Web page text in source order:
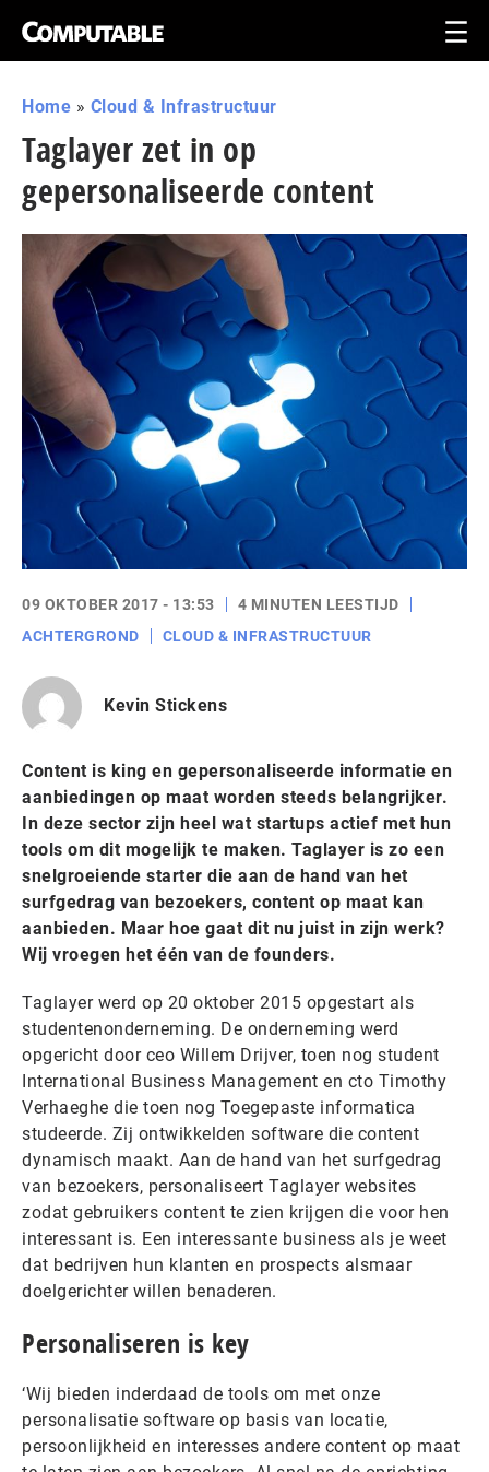
Home » Cloud & Infrastructuur
Taglayer zet in op
gepersonaliseerde content
09 OKTOBER 2017 - 13:53
4 MINUTEN LEESTIJD
ACHTERGROND
CLOUD & INFRASTRUCTUUR
Kevin Stickens
Content is king en gepersonaliseerde informatie en
aanbiedingen op maat worden steeds belangrijker.
In deze sector zijn heel wat startups actief met hun
tools om dit mogelijk te maken. Taglayer is zo een
snelgroeiende starter die aan de hand van het
surfgedrag van bezoekers, content op maat kan
aanbieden. Maar hoe gaat dit nu juist in zijn werk?
Wij vroegen het één van de founders.
Taglayer werd op 20 oktober 2015 opgestart als
studentenonderneming. De onderneming werd
opgericht door ceo Willem Drijver, toen nog student
International Business Management en cto Timothy
Verhaeghe die toen nog Toegepaste informatica
studeerde. Zij ontwikkelden software die content
dynamisch maakt. Aan de hand van het surfgedrag
van bezoekers, personaliseert Taglayer websites
zodat gebruikers content te zien krijgen die voor hen
interessant is. Een interessante business als je weet
dat bedrijven hun klanten en prospects alsmaar
doelgerichter willen benaderen.
Personaliseren is key
‘Wij bieden inderdaad de tools om met onze
personalisatie software op basis van locatie,
persoonlijkheid en interesses andere content op maat